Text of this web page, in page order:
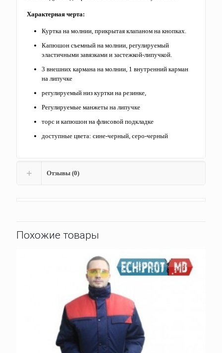
Характерная черта:
Куртка на молнии, прикрытая клапаном на кнопках.
Капюшон съемный на молнии, регулируемый
эластичными завязками и застежкой-липучкой.
3 внешних кармана на молнии, 1 внутренний карман
на липучке
регулируемый низ куртки на резинке,
Регулируемые манжеты на липучке
торс и капюшон на флисовой подкладке
доступные цвета: сине-черный, серо-черный
Отзывы (0)
Похожие товары